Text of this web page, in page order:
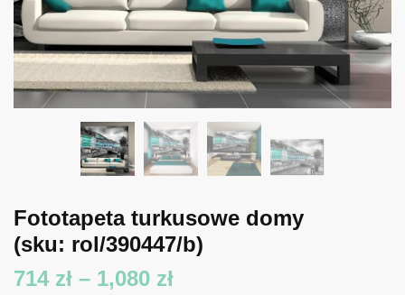
Fototapeta turkusowe domy
(sku: rol/390447/b)
714 zł – 1,080 złZakres